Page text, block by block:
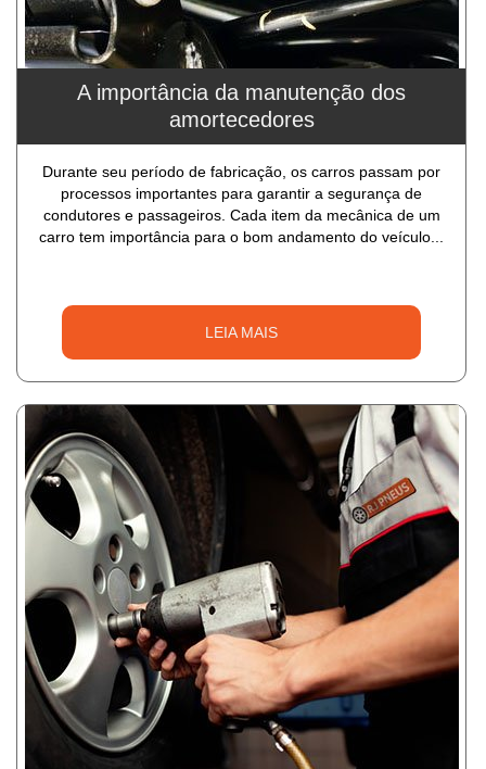
A importância da manutenção dos
amortecedores
Durante seu período de fabricação, os carros passam por
processos importantes para garantir a segurança de
condutores e passageiros. Cada item da mecânica de um
carro tem importância para o bom andamento do veículo...
LEIA MAIS